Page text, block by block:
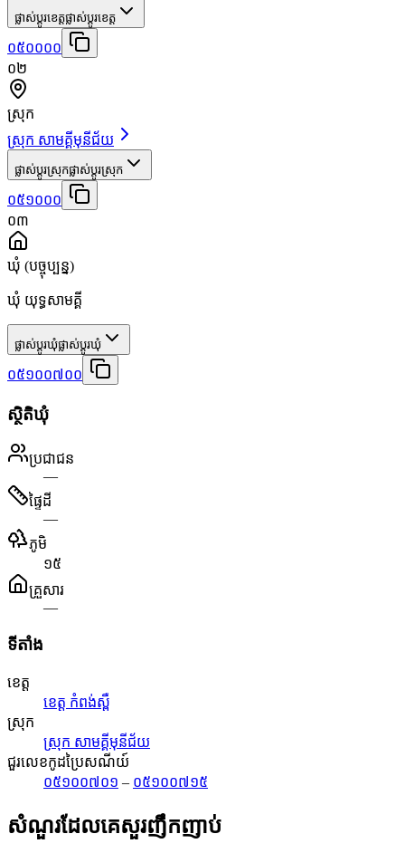
ផ្លាស់ប្តូរខេត្តផ្លាស់ប្តូរខេត្ត
០៥០០០០
០២
ស្រុក
ស្រុក សាមគ្គីមុនីជ័យ
ផ្លាស់ប្តូរស្រុកផ្លាស់ប្តូរស្រុក
០៥១០០០
០៣
ឃុំ (បច្ចុប្បន្ន)
ឃុំ យុទ្ធសាមគ្គី
ផ្លាស់ប្តូរឃុំផ្លាស់ប្តូរឃុំ
០៥១០០៧០០
ស្ថិតិឃុំ
ប្រជាជន
—
ផ្ទៃដី
—
ភូមិ
១៥
គ្រួសារ
—
ទីតាំង
ខេត្ត
ខេត្ត កំពង់ស្ពឺ
ស្រុក
ស្រុក សាមគ្គីមុនីជ័យ
ជួរលេខកូដប្រៃសណីយ៍
០៥១០០៧០១ – ០៥១០០៧១៥
សំណួរដែលគេសួរញឹកញាប់